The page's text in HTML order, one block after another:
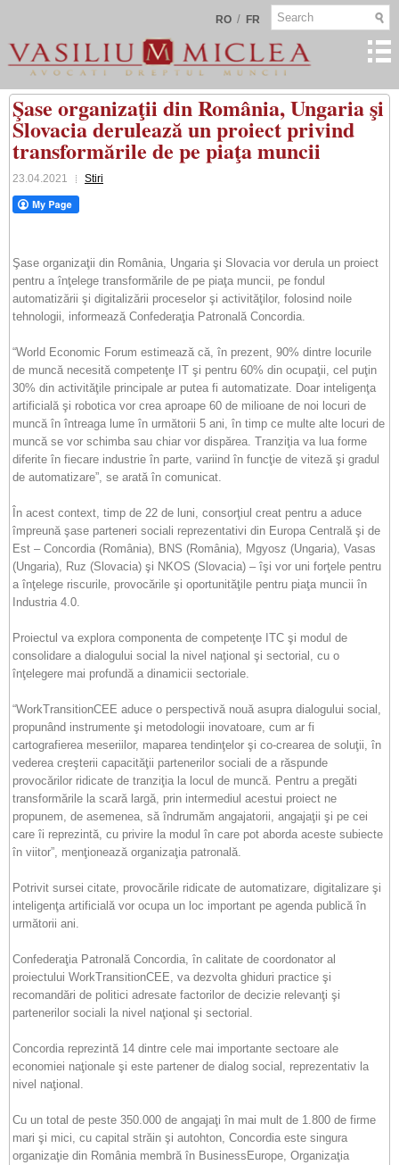
RO / FR
Şase organizaţii din România, Ungaria şi
Slovacia derulează un proiect privind
transformările de pe piaţa muncii
23.04.2021 Stiri
Şase organizaţii din România, Ungaria şi Slovacia vor derula un proiect
pentru a înţelege transformările de pe piaţa muncii, pe fondul
automatizării şi digitalizării proceselor şi activităţilor, folosind noile
tehnologii, informează Confederaţia Patronală Concordia.
“World Economic Forum estimează că, în prezent, 90% dintre locurile
de muncă necesită competenţe IT şi pentru 60% din ocupaţii, cel puţin
30% din activităţile principale ar putea fi automatizate. Doar inteligenţa
artificială şi robotica vor crea aproape 60 de milioane de noi locuri de
muncă în întreaga lume în următorii 5 ani, în timp ce multe alte locuri de
muncă se vor schimba sau chiar vor dispărea. Tranziţia va lua forme
diferite în fiecare industrie în parte, variind în funcţie de viteză şi gradul
de automatizare”, se arată în comunicat.
În acest context, timp de 22 de luni, consorţiul creat pentru a aduce
împreună şase parteneri sociali reprezentativi din Europa Centrală şi de
Est – Concordia (România), BNS (România), Mgyosz (Ungaria), Vasas
(Ungaria), Ruz (Slovacia) şi NKOS (Slovacia) – îşi vor uni forţele pentru
a înţelege riscurile, provocările şi oportunităţile pentru piaţa muncii în
Industria 4.0.
Proiectul va explora componenta de competenţe ITC şi modul de
consolidare a dialogului social la nivel naţional şi sectorial, cu o
înţelegere mai profundă a dinamicii sectoriale.
“WorkTransitionCEE aduce o perspectivă nouă asupra dialogului social,
propunând instrumente şi metodologii inovatoare, cum ar fi
cartografierea meseriilor, maparea tendinţelor şi co-crearea de soluţii, în
vederea creşterii capacităţii partenerilor sociali de a răspunde
provocărilor ridicate de tranziţia la locul de muncă. Pentru a pregăti
transformările la scară largă, prin intermediul acestui proiect ne
propunem, de asemenea, să îndrumăm angajatorii, angajaţii şi pe cei
care îi reprezintă, cu privire la modul în care pot aborda aceste subiecte
în viitor”, menţionează organizaţia patronală.
Potrivit sursei citate, provocările ridicate de automatizare, digitalizare şi
inteligenţa artificială vor ocupa un loc important pe agenda publică în
următorii ani.
Confederaţia Patronală Concordia, în calitate de coordonator al
proiectului WorkTransitionCEE, va dezvolta ghiduri practice şi
recomandări de politici adresate factorilor de decizie relevanţi şi
partenerilor sociali la nivel naţional şi sectorial.
Concordia reprezintă 14 dintre cele mai importante sectoare ale
economiei naţionale şi este partener de dialog social, reprezentativ la
nivel naţional.
Cu un total de peste 350.000 de angajaţi în mai mult de 1.800 de firme
mari şi mici, cu capital străin şi autohton, Concordia este singura
organizaţie din România membră în BusinessEurope, Organizaţia